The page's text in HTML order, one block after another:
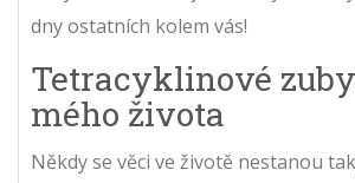
dny ostatních kolem vás!
Tetracyklinové
mého života
Někdy se věci ve životě nestanou